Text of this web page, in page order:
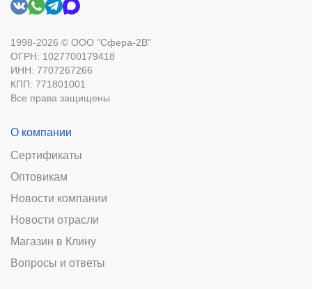
1998-2026 © ООО "Сфера-2В"
ОГРН: 1027700179418
ИНН: 7707267266
КПП: 771801001
Все права защищены
О компании
Сертификаты
Оптовикам
Новости компании
Новости отрасли
Магазин в Клину
Вопросы и ответы